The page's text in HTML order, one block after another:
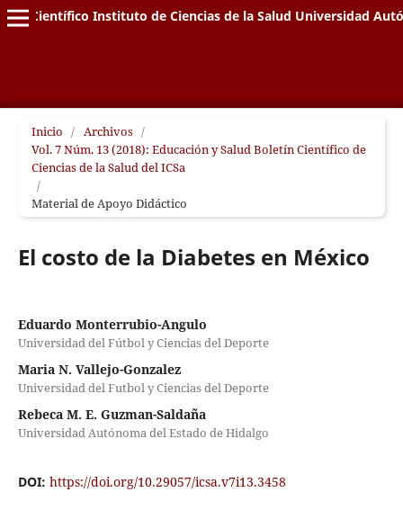
Científico Instituto de Ciencias de la Salud Universidad
Inicio / Archivos /
Vol. 7 Núm. 13 (2018): Educación y Salud Boletín Científico de
Ciencias de la Salud del ICSa
/
Material de Apoyo Didáctico
El costo de la Diabetes en México
Eduardo Monterrubio-Angulo
Universidad del Fútbol y Ciencias del Deporte
Maria N. Vallejo-Gonzalez
Universidad del Futbol y Ciencias del Deporte
Rebeca M. E. Guzman-Saldaña
Universidad Autónoma del Estado de Hidalgo
DOI: https://doi.org/10.29057/icsa.v7i13.3458